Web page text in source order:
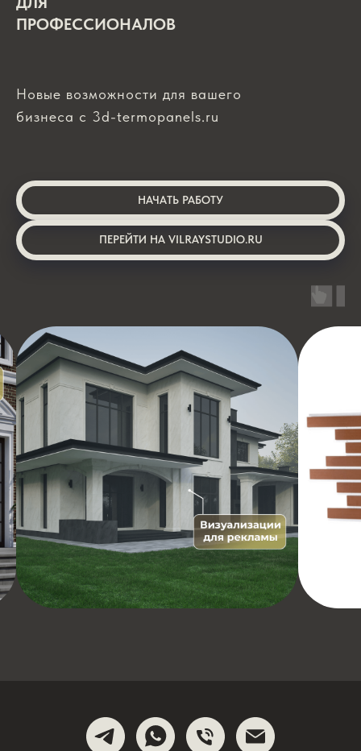
ПРОФЕССИОНАЛОВ
Новые возможности для вашего
бизнеса с 3d-termopanels.ru
НАЧАТЬ РАБОТУ
ПЕРЕЙТИ НА VILRAYSTUDIO.RU